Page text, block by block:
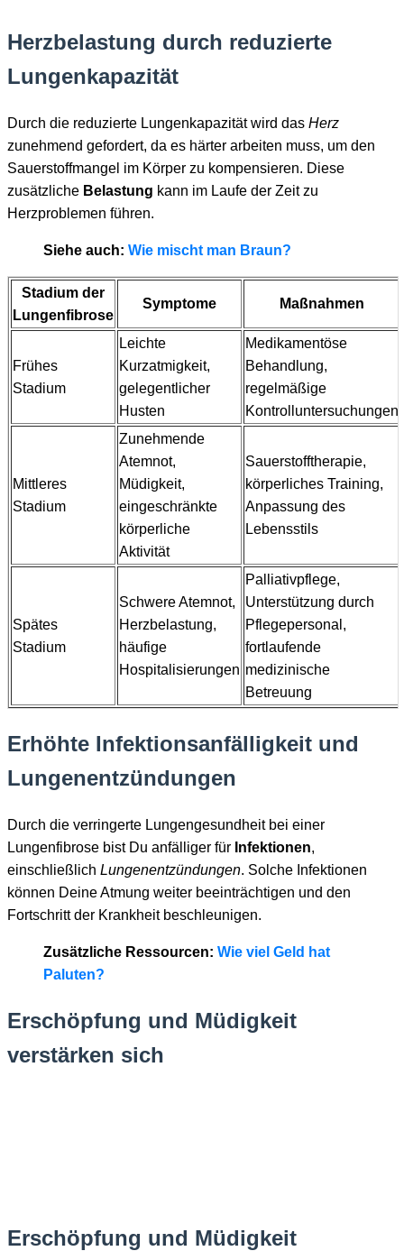
Herzbelastung durch reduzierte
Lungenkapazität
Durch die reduzierte Lungenkapazität wird das Herz
zunehmend gefordert, da es härter arbeiten muss, um den
Sauerstoffmangel im Körper zu kompensieren. Diese
zusätzliche Belastung kann im Laufe der Zeit zu
Herzproblemen führen.
Siehe auch: Wie mischt man Braun?
Stadium der
Lungenfibrose
Symptome Maßnahmen
Frühes
Stadium
Leichte
Kurzatmigkeit,
gelegentlicher
Husten
Medikamentöse
Behandlung,
regelmäßige
Kontrolluntersuchungen
Mittleres
Stadium
Zunehmende
Atemnot,
Müdigkeit,
eingeschränkte
körperliche
Aktivität
Sauerstofftherapie,
körperliches Training,
Anpassung des
Lebensstils
Spätes
Stadium
Schwere Atemnot,
Herzbelastung,
häufige
Hospitalisierungen
Palliativpflege,
Unterstützung durch
Pflegepersonal,
fortlaufende
medizinische
Betreuung
Erhöhte Infektionsanfälligkeit und
Lungenentzündungen
Durch die verringerte Lungengesundheit bei einer
Lungenfibrose bist Du anfälliger für Infektionen,
einschließlich Lungenentzündungen. Solche Infektionen
können Deine Atmung weiter beeinträchtigen und den
Fortschritt der Krankheit beschleunigen.
Zusätzliche Ressourcen: Wie viel Geld hat
Paluten?
Erschöpfung und Müdigkeit
verstärken sich
Erschöpfung und Müdigkeit